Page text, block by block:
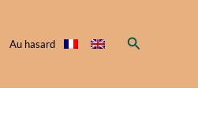
Au hasard Rechercher